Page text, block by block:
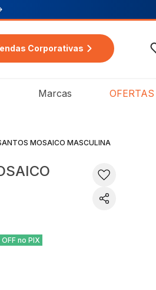
Corporativas
Marcas OFERTAS
MOSAICO MASCULINA
no PIX